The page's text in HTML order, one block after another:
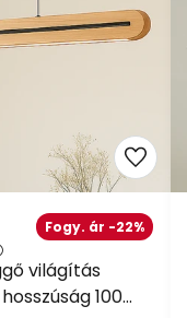
világítás
100
Fogy. ár -22%